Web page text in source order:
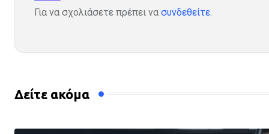
Για να σχολιάσετε πρέπει να συνδεθείτε.
Δείτε ακόμα